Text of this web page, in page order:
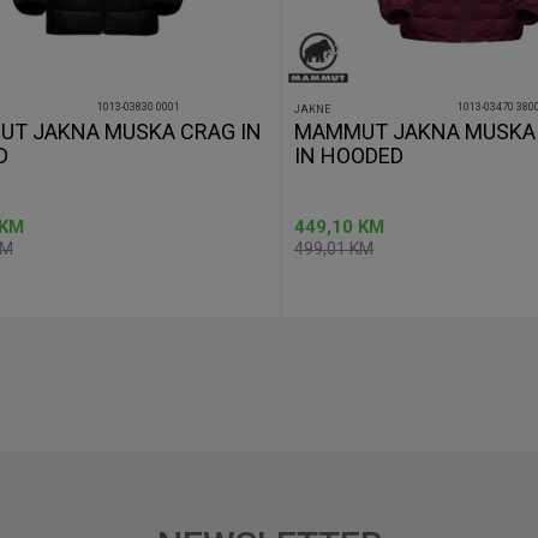
1013-03830 0001
JAKNA MUSKA CRAG IN
KM
JAKNE 1013-03470 3800
MAMMUT JAKNA MUSKA
IN HOODED
449,10 KM
499,01KM